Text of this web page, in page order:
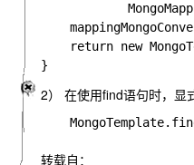
return new
2） 在使用find语句时，显
转载自：